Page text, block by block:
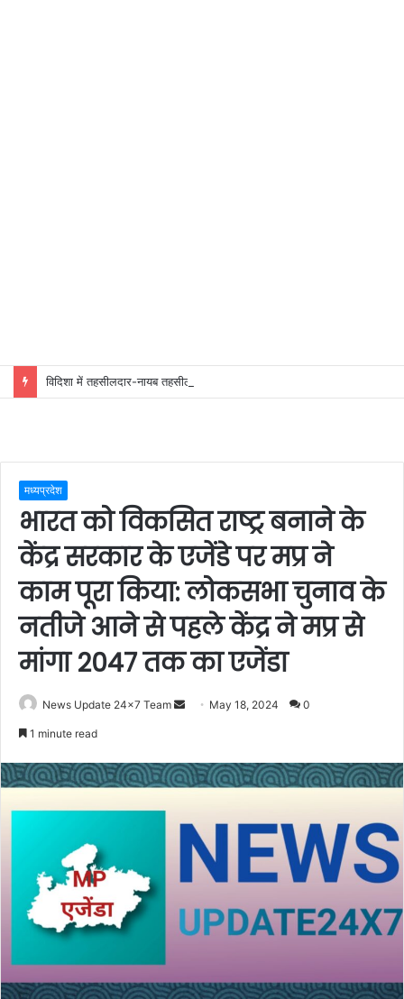
मध्यप्रदेश
भारत को विकसित राष्ट्र बनाने के
केंद्र सरकार के एजेंडे पर मप्र ने
काम पूरा किया: लोकसभा चुनाव के
नतीजे आने से पहले केंद्र ने मप्र से
मांगा 2047 तक का एजेंडा
News Update 24x7 Team
Send May 18, 2024 0
1 minute read